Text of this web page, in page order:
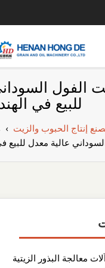
بناء
الزيوت
الفول
للبيع في الهند
إنتاج الحبوب والزيت ›
عالية معدل للبيع
معالجة البذور الزيتية